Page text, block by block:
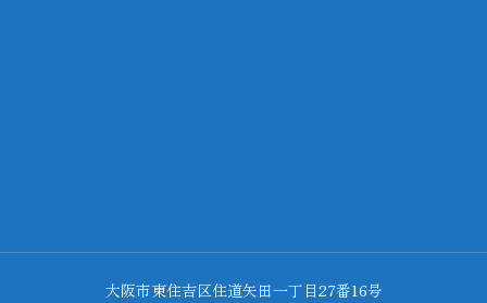
大阪市東住吉区住道矢田一丁目27番16号